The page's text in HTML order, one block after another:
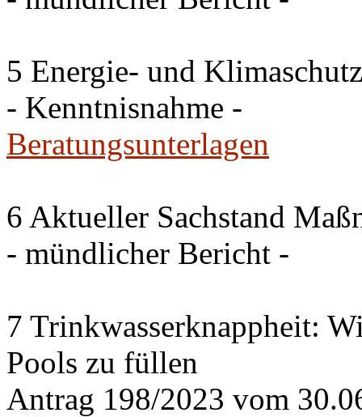
5 Energie- und
- Kenntnisnahme -
Beratungsunterlagen
6 Aktueller Sachstand
- mündlicher Bericht -
7 Trinkwasserknappheit:
Pools zu füllen
Antrag 198/2023 vom